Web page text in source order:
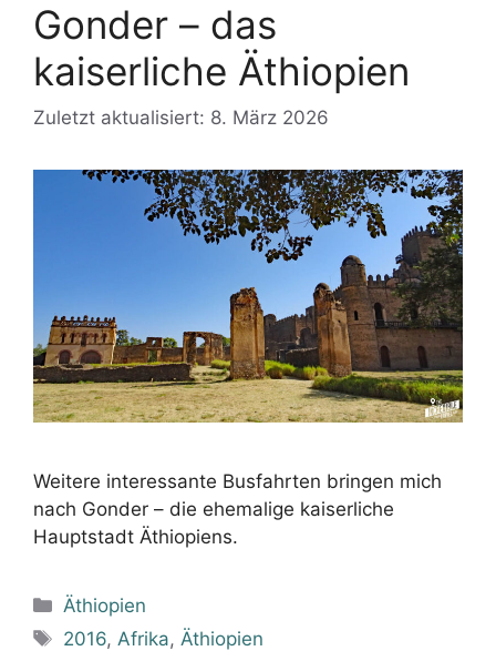
Gonder – das
kaiserliche Äthiopien
Zuletzt aktualisiert: 8. März 2026
Weitere interessante Busfahrten bringen mich
nach Gonder – die ehemalige kaiserliche
Hauptstadt Äthiopiens.
Kategorien
Äthiopien
Schlagwörter
2016, Afrika, Äthiopien